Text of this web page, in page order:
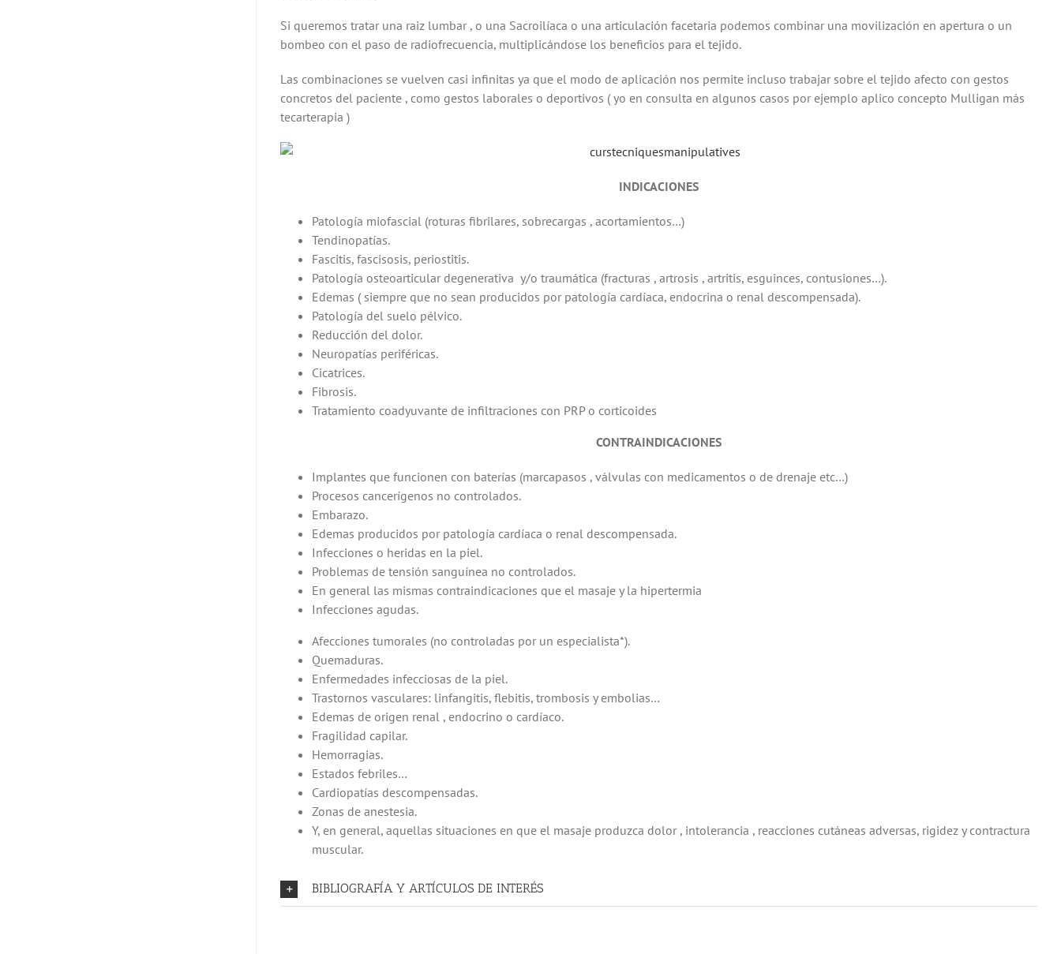
Si queremos tratar una raiz lumbar , o una Sacroilíaca o una articulación facetaria podemos combinar una movilización en apertura o un
bombeo con el paso de radiofrecuencia, multiplicándose los beneficios para el tejido.
Las combinaciones se vuelven casi infinitas ya que el modo de aplicación nos permite incluso trabajar sobre el tejido afecto con gestos
concretos del paciente , como gestos laborales o deportivos ( yo en consulta en algunos casos por ejemplo aplico concepto Mulligan más
tecarterapia )
INDICACIONES
Patología miofascial (roturas fibrilares, sobrecargas , acortamientos…)
Tendinopatías.
Fascitis, fascisosis, periostitis.
Patología osteoarticular degenerativa y/o traumática (fracturas , artrosis , artritis, esguinces, contusiones…).
Edemas ( siempre que no sean producidos por patología cardíaca, endocrina o renal descompensada).
Patología del suelo pélvico.
Reducción del dolor.
Neuropatías periféricas.
Cicatrices.
Fibrosis.
Tratamiento coadyuvante de infiltraciones con PRP o corticoides
CONTRAINDICACIONES
Implantes que funcionen con baterías (marcapasos , válvulas con medicamentos o de drenaje etc…)
Procesos cancerígenos no controlados.
Embarazo.
Edemas producidos por patología cardíaca o renal descompensada.
Infecciones o heridas en la piel.
Problemas de tensión sanguínea no controlados.
En general las mismas contraindicaciones que el masaje y la hipertermia
Infecciones agudas.
Afecciones tumorales (no controladas por un especialista*).
Quemaduras.
Enfermedades infecciosas de la piel.
Trastornos vasculares: linfangitis, flebitis, trombosis y embolias…
Edemas de origen renal , endocrino o cardíaco.
Fragilidad capilar.
Hemorragias.
Estados febriles…
Cardiopatías descompensadas.
Zonas de anestesia.
Y, en general, aquellas situaciones en que el masaje produzca dolor , intolerancia , reacciones cutáneas adversas, rigidez y contractura
muscular.
BIBLIOGRAFÍA Y ARTÍCULOS DE INTERÉS